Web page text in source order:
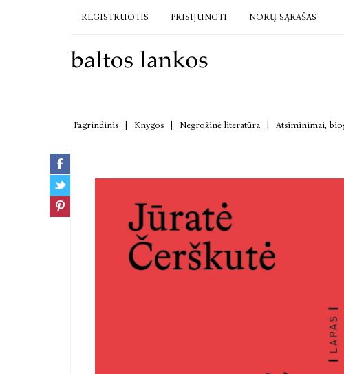
REGISTRUOTIS PRISIJUNGTI NORŲ SĄRAŠAS
Pagrindinis Knygos Negrožinė literatūra Atsiminimai,